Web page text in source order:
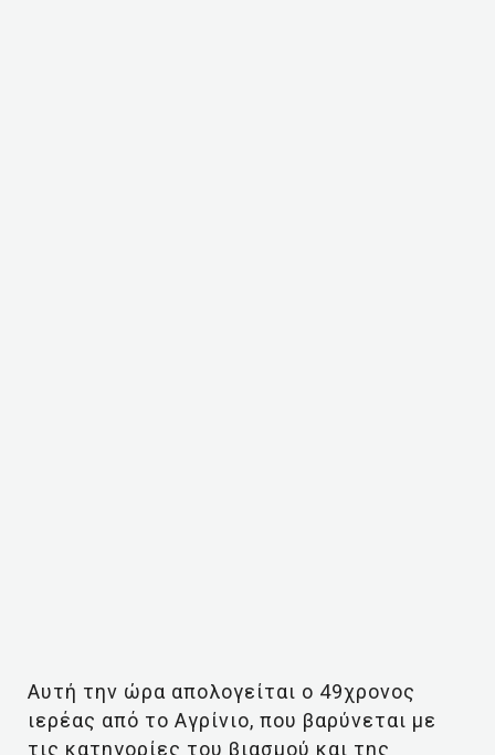
Αυτή την ώρα απολογείται ο 49χρονος
ιερέας από το Αγρίνιο, που βαρύνεται με
τις κατηγορίες του βιασμού και της